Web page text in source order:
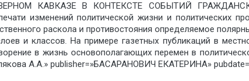
КАВКАЗЕ В КОНТЕКСТЕ СОБЫТИЙ
изменений политической жизни и политических
раскола и противостояния определяемое
и классов. На примере газетных публикаций в
в жизнь основополагающих перемен в
А.А.» publisher=»БАСАРАНОВИЧ ЕКАТЕРИНА»